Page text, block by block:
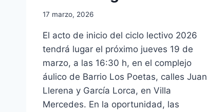
17 marzo, 2026
El acto de inicio del ciclo lectivo 2026
tendrá lugar el próximo jueves 19 de
marzo, a las 16:30 h, en el complejo
áulico de Barrio Los Poetas, calles Juan
Llerena y García Lorca, en Villa
Mercedes. En la oportunidad, las